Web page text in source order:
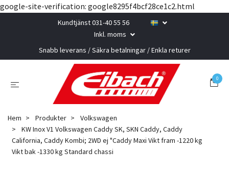
google-site-verification: google8295f4bcf28ce1c2.html
Kundtjänst 031-40 55 56
Inkl. moms
Snabb leverans / Säkra betalningar / Enkla returer
0
Hem Produkter
Volkswagen
KW Inox V1 Volkswagen Caddy SK, SKN Caddy, Caddy
California, Caddy Kombi; 2WD ej "Caddy Maxi Vikt fram -1220 kg
Vikt bak -1330 kg Standard chassi